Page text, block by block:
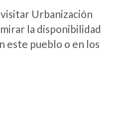
Urbanización
la disponibilidad
este pueblo o en los